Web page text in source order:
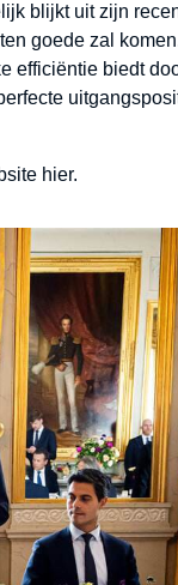
blijkt uit zijn
goede zal
efficiëntie biedt
hier.